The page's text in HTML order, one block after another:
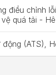
điều chỉnh
quá tải -
(ATS),